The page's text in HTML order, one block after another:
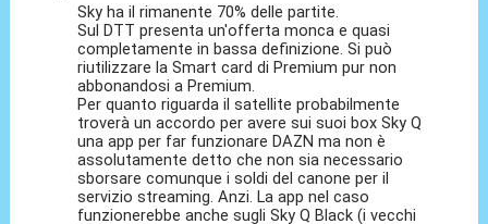
Sky ha il rimanente 70% delle partite.
Sul DTT presenta un'offerta monca e quasi
completamente in bassa definizione. Si può
riutilizzare la Smart card di Premium pur non
abbonandosi a Premium.
Per quanto riguarda il satellite probabilmente
troverà un accordo per avere sui suoi box Sky Q
una app per far funzionare DAZN ma non è
assolutamente detto che non sia necessario
sborsare comunque i soldi del canone per il
servizio streaming. Anzi. La app nel caso
funzionerebbe anche sugli Sky Q Black (i vecchi